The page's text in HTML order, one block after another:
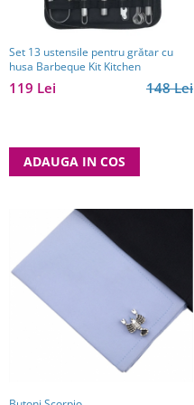
Set 13 ustensile pentru grătar cu
husa Barbeque Kit Kitchen
148 Lei
119 Lei
ADAUGA IN COS